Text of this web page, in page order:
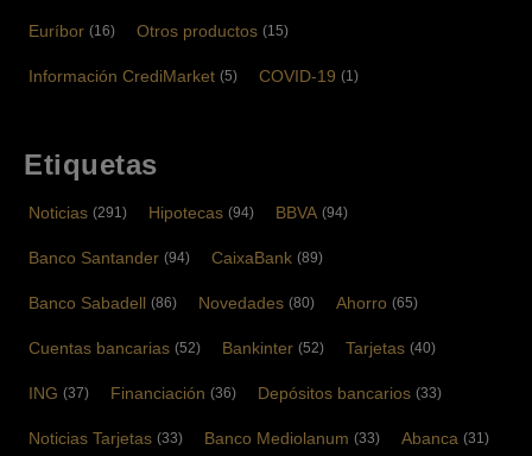
Euríbor (16) Otros productos (15)
Información CrediMarket (5) COVID-19 (1)
Etiquetas
Noticias (291) Hipotecas (94) BBVA (94)
Banco Santander (94) CaixaBank (89)
Banco Sabadell (86) Novedades (80) Ahorro (65)
Cuentas bancarias (52) Bankinter (52) Tarjetas (40)
ING (37) Financiación (36) Depósitos bancarios (33)
Noticias Tarjetas (33) Banco Mediolanum (33) Abanca (31)